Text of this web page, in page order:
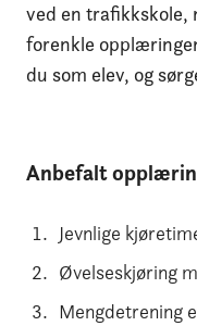
ved en trafikkskole,
forenkle
du som elev, og
Anbefalt
Jevnlige
Øvelseskjøring
Mengdetrening